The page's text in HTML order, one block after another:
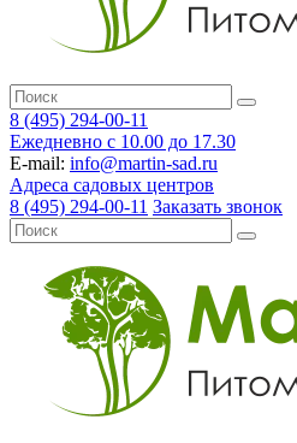
8 (495) 294-00-11
Ежедневно с 10.00 до 17.30
E-mail: info@martin-sad.ru
Адреса садовых центров
8 (495) 294-00-11 Заказать звонок